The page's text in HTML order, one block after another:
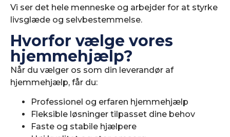
Vi ser det hele menneske og arbejder for at styrke
livsglæde og selvbestemmelse.
Hvorfor vælge vores
hjemmehjælp?
Når du vælger os som din leverandør af
hjemmehjælp, får du:
Professionel og erfaren hjemmehjælp
Fleksible løsninger tilpasset dine behov
Faste og stabile hjælpere